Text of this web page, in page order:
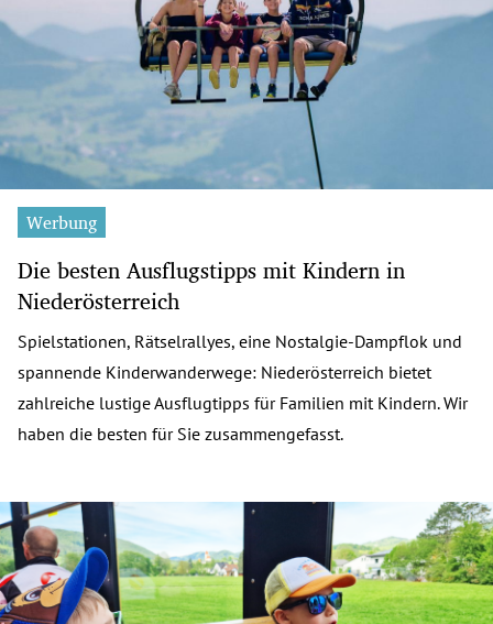
Werbung
Die besten Ausflugstipps mit Kindern in
Niederösterreich
Spielstationen, Rätselrallyes, eine Nostalgie-Dampflok und
spannende Kinderwanderwege: Niederösterreich bietet
zahlreiche lustige Ausflugtipps für Familien mit Kindern. Wir
haben die besten für Sie zusammengefasst.